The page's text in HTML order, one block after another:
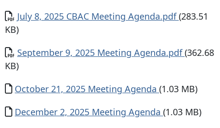
Documento
July 8, 2025 CBAC Meeting Agenda.pdf(283.51
KB)
Documento
September 9, 2025 Meeting Agenda.pdf(362.68
KB)
Documento
October 21, 2025 Meeting Agenda (1.03 MB)
Documento
December 2, 2025 Meeting Agenda (1.03 MB)